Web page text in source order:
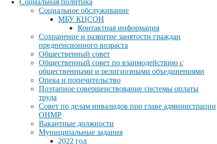
Социальное обслуживание
МБУ КЦСОН
Контактная информация
Сохранение и развитие занятости граждан
предпенсионного возраста
Общественный совет
Общественный совет по взаимодействию с
общественными и религиозными объединениями
Опека и попечительство
Поэтапное совершенствование системы оплаты
труда
Совет по делам инвалидов при главе администрации
ОНМР
Вакантные должности
Муниципальные задания
2022 год